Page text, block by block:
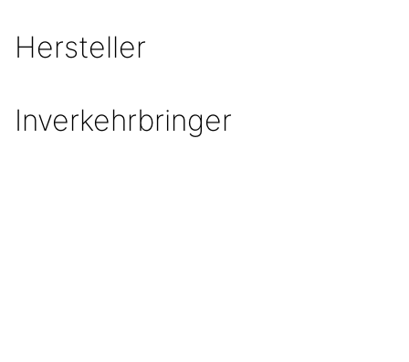
Hersteller
Inverkehrbringer